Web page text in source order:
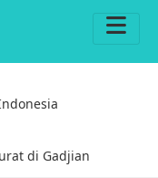
di Gadjian